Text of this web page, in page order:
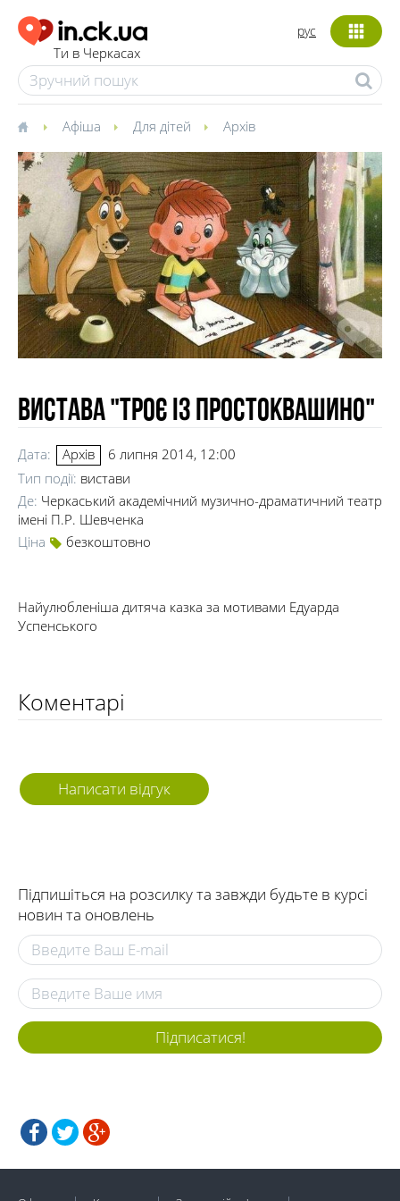
Ти в Черкасах
рус
Афіша Для дітей Архів
Вистава "Троє із Простоквашино"
Дата: Архів
6 липня 2014, 12:00
Тип події: вистави
Де: Черкаський академічний музично-драматичний театр
імені П.Р. Шевченка
Ціна
безкоштовно
Найулюбленіша дитяча казка за мотивами Едуарда
Успенського
Коментарі
Написати відгук
Підпишіться на розсилку та завжди будьте в курсі
новин та оновлень
Підписатися!